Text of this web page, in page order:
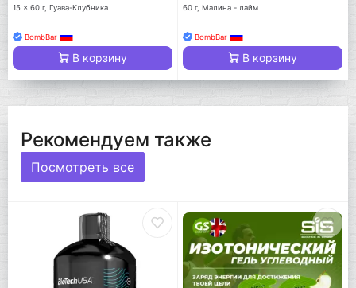
15 x 60 г, Гуава-Клубника
BombBar
В корзину
60 г, Малина - лайм
BombBar
В корзину
Рекомендуем также
Посмотреть все